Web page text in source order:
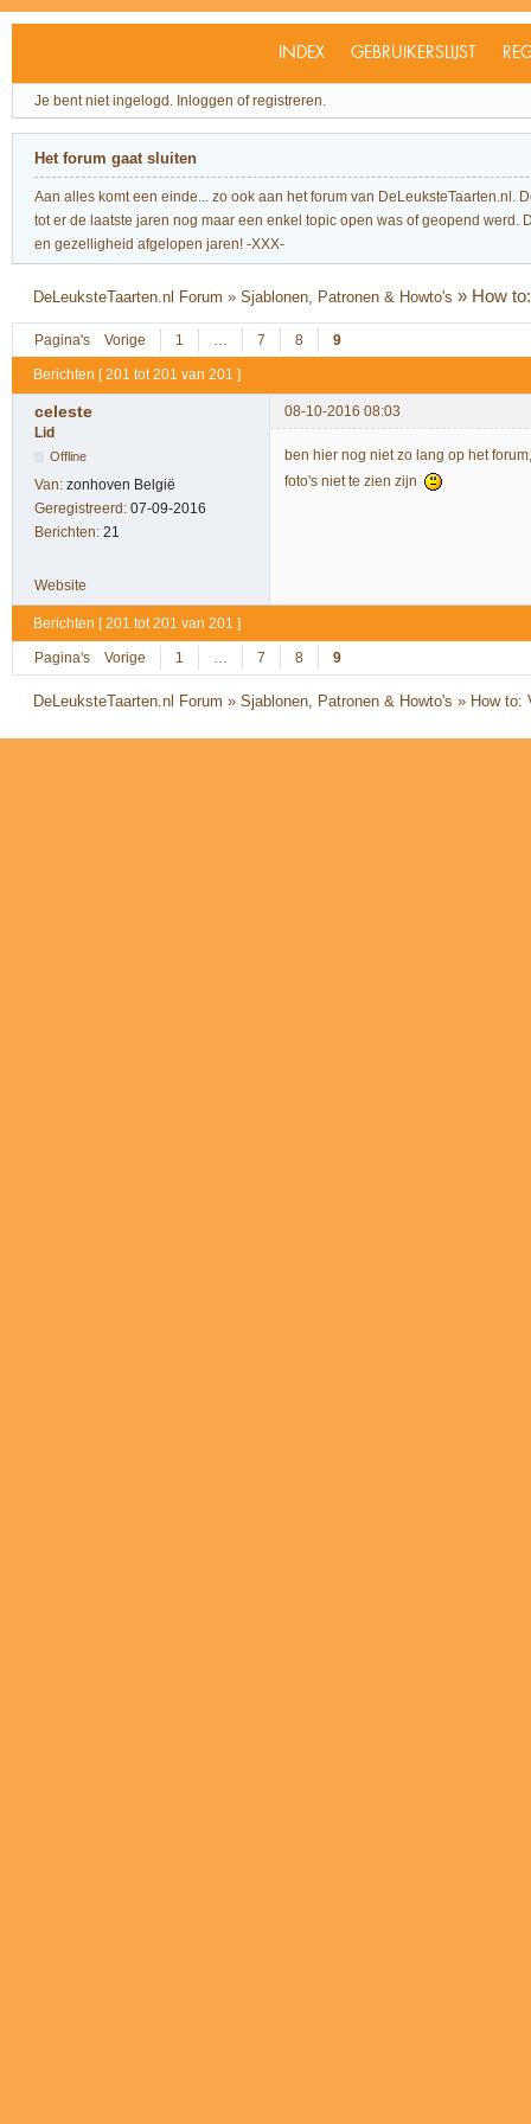
INDEX GEBRUIKERSLIJST
Je bent niet ingelogd. Inloggen of registreren.
Het forum gaat sluiten
Aan alles komt een einde... zo ook aan het forum van
tot er de laatste jaren nog maar een enkel topic open was of geopend
en gezelligheid afgelopen jaren! -XXX-
DeLeuksteTaarten.nl Forum »Sjablonen, Patronen & Howto's » How
Pagina's Vorige 1 … 7 8 9
Berichten [ 201 tot 201 van 201 ]
celeste
08-10-2016 08:03
Lid
Offline
Van: zonhoven België
Geregistreerd: 07-09-2016
Berichten: 21
ben hier nog niet zo lang op het
foto's niet te zien zijn
Website
Berichten [ 201 tot 201 van 201 ]
Pagina's Vorige 1 … 7 8 9
DeLeuksteTaarten.nl Forum »Sjablonen, Patronen & Howto's » How to: